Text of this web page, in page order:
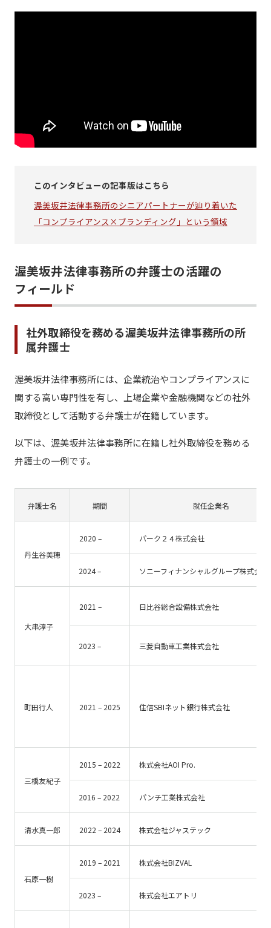
このインタビューの記事版はこちら
渥美坂井法律事務所のシニアパートナーが辿り着いた
「コンプライアンス×ブランディング」という領域
渥美坂井法律事務所の弁護士の活躍の
フィールド
社外取締役を務める渥美坂井法律事務所の所
属弁護士
渥美坂井法律事務所には、企業統治やコンプライアンスに
関する高い専門性を有し、上場企業や金融機関などの社外
取締役として活動する弁護士が在籍しています。
以下は、渥美坂井法律事務所に在籍し社外取締役を務める
弁護士の一例です。
弁護士名 期間 就任企業名
丹生谷美穂
2020 – パーク２４株式会社
2024 – ソニーフィナンシャルグループ株式会社
大串淳子
2021 – 日比谷総合設備株式会社
2023 – 三菱自動車工業株式会社
町田行人 2021 – 2025 住信SBIネット銀行株式会社
三橋友紀子
2015 – 2022 株式会社AOI Pro.
2016 – 2022 パンチ工業株式会社
清水真一郎 2022 – 2024 株式会社ジャステック
石原一樹
2019 – 2021 株式会社BIZVAL
2023 – 株式会社エアトリ